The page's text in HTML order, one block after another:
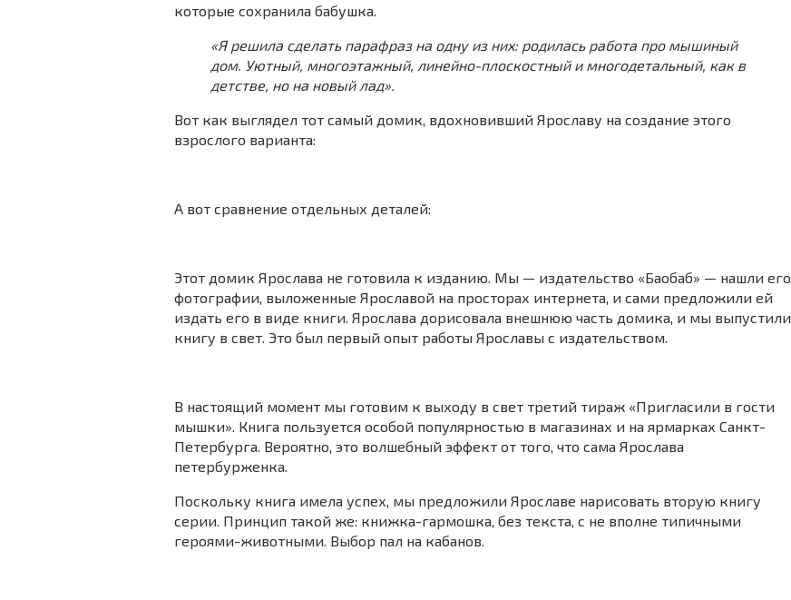
которые сохранила бабушка.
«Я решила сделать парафраз на одну из них: родилась работа про мышиный
дом. Уютный, многоэтажный, линейно-плоскостный и многодетальный, как в
детстве, но на новый лад».
Вот как выглядел тот самый домик, вдохновивший Ярославу на создание этого
взрослого варианта:
А вот сравнение отдельных деталей:
Этот домик Ярослава не готовила к изданию. Мы — издательство «Баобаб» — нашли его
фотографии, выложенные Ярославой на просторах интернета, и сами предложили ей
издать его в виде книги. Ярослава дорисовала внешнюю часть домика, и мы выпустили
книгу в свет. Это был первый опыт работы Ярославы с издательством.
В настоящий момент мы готовим к выходу в свет третий тираж «Пригласили в гости
мышки». Книга пользуется особой популярностью в магазинах и на ярмарках Санкт-
Петербурга. Вероятно, это волшебный эффект от того, что сама Ярослава
петербурженка.
Поскольку книга имела успех, мы предложили Ярославе нарисовать вторую книгу
серии. Принцип такой же: книжка-гармошка, без текста, с не вполне типичными
героями-животными. Выбор пал на кабанов.